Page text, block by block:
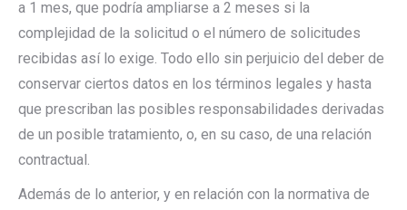
a 1 mes, que podría ampliarse a 2 meses si la
complejidad de la solicitud o el número de solicitudes
recibidas así lo exige. Todo ello sin perjuicio del deber de
conservar ciertos datos en los términos legales y hasta
que prescriban las posibles responsabilidades derivadas
de un posible tratamiento, o, en su caso, de una relación
contractual.
Además de lo anterior, y en relación con la normativa de